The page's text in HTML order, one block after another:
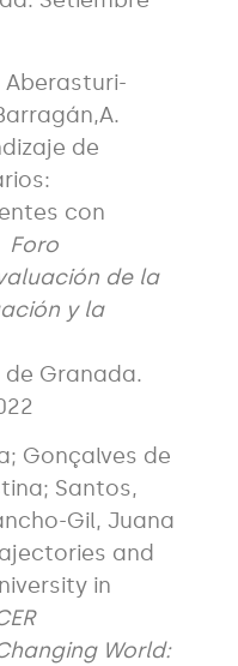
Aberasturi-
de
con
Foro
de la
y la
de Granada.
Gonçalves de
Santos,
Gil, Juana
and
in
World: